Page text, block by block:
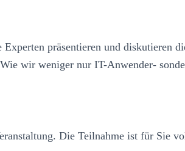
präsentieren und diskutieren
wir weniger nur IT-Anwender-
Die Teilnahme ist für Sie